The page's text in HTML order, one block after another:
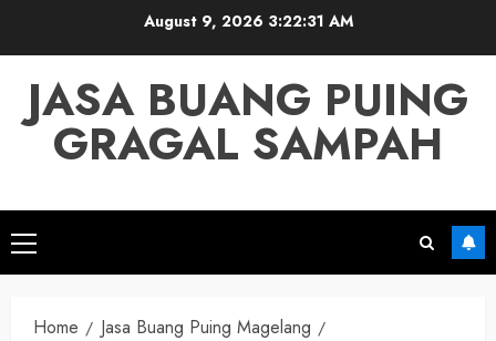
August 9, 2026 3:22:32 AM
JASA BUANG PUING
GRAGAL SAMPAH
Primary
Menu
Home
Jasa Buang Puing Magelang